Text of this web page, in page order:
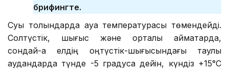
брифингте.
Суық толқындарда ауа температурасы төмендейді.
Солтүстік, шығыс және орталық аймақтарда,
сондай-ақ елдің оңтүстік-шығысындағы таулы
аудандарда түнде -5 градусқа дейін, күндіз +15°C